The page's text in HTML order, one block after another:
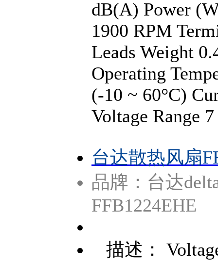
dB(A) Power
1900 RPM
Leads Weight
Operating
(-10 ~ 60°C)
Voltage Range
台达散热风扇
品牌：台达
FFB1224EHE
描述：